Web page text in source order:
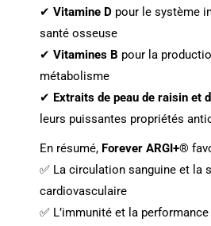
✔ Vitamine D pour le système
santé osseuse
✔ Vitamines B pour la
métabolisme
✔ Extraits de peau de raisin et
leurs puissantes propriétés
En résumé, Forever ARGI+®
✅ La circulation sanguine et la
cardiovasculaire
✅ L’immunité et la